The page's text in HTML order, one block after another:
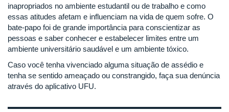
inapropriados no ambiente estudantil ou de trabalho e como
essas atitudes afetam e influenciam na vida de quem sofre. O
bate-papo foi de grande importância para conscientizar as
pessoas e saber conhecer e estabelecer limites entre um
ambiente universitário saudável e um ambiente tóxico.
Caso você tenha vivenciado alguma situação de assédio e
tenha se sentido ameaçado ou constrangido, faça sua denúncia
através do aplicativo UFU.